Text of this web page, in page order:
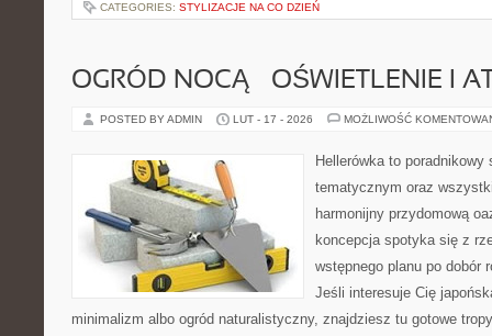
CATEGORIES: STYLIZACJE NA CO DZIEŃ
OGRÓD NOCĄ – OŚWIETLENIE I
POSTED BY ADMIN LUT - 17 - 2026 MOŻLIWOŚĆ
Hellerówka to
tematycznym oraz
harmonijny przydomową
koncepcja spotyka się z
wstępnego planu po dobór
Jeśli interesuje Cię
minimalizm albo ogród naturalistyczny, znajdziesz tu gotowe